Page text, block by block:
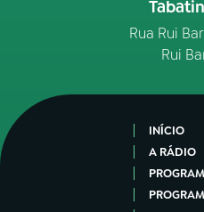
Rua Rui
Rui
INÍCIO
A RÁDIO